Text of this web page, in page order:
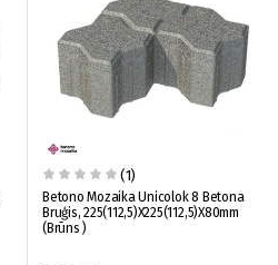
(1)
Betono Mozaika Unicolok 8 Betona
Bruģis, 225(112,5)X225(112,5)X80mm
(Brūns )